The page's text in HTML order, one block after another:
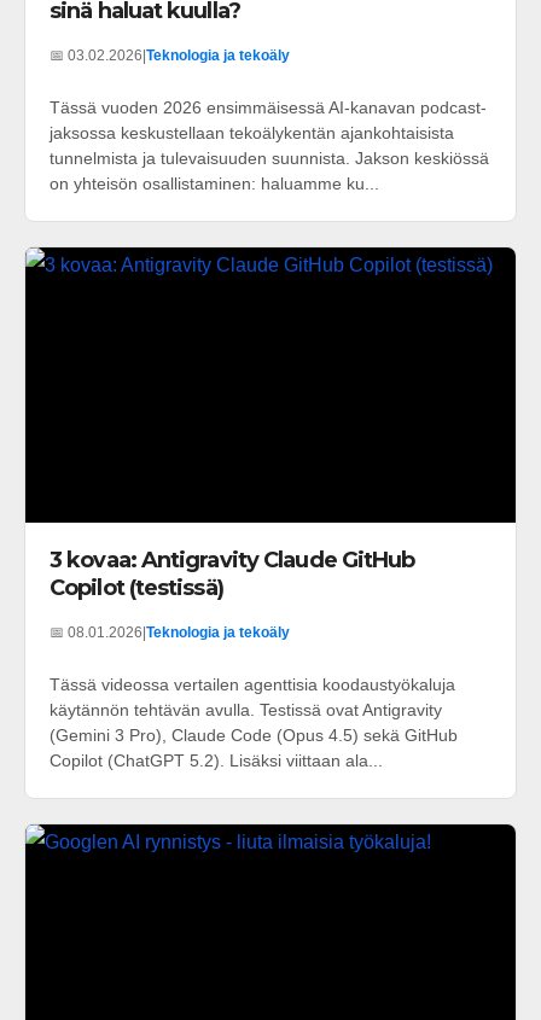
sinä haluat kuulla?
📅 03.02.2026|Teknologia ja tekoäly
Tässä vuoden 2026 ensimmäisessä AI-kanavan podcast-
jaksossa keskustellaan tekoälykentän ajankohtaisista
tunnelmista ja tulevaisuuden suunnista. Jakson keskiössä
on yhteisön osallistaminen: haluamme ku...
3 kovaa: Antigravity Claude GitHub
Copilot (testissä)
📅 08.01.2026 Teknologia ja tekoäly
Tässä videossa vertailen agenttisia koodaustyökaluja
käytännön tehtävän avulla. Testissä ovat Antigravity
(Gemini 3 Pro), Claude Code (Opus 4.5) sekä GitHub
Copilot (ChatGPT 5.2). Lisäksi viittaan ala...